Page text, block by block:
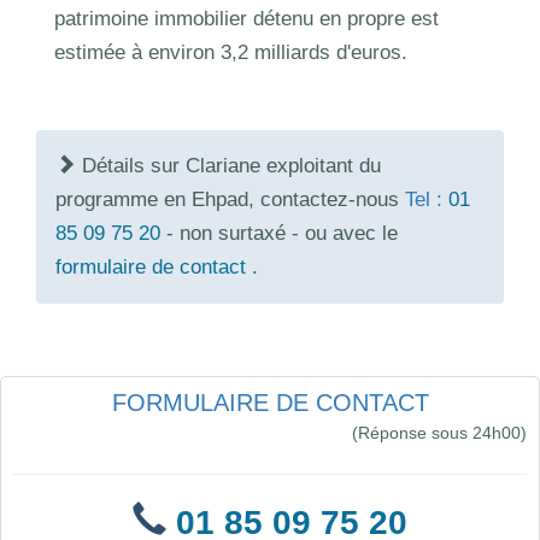
patrimoine immobilier détenu en propre est
estimée à environ 3,2 milliards d'euros.
Détails sur Clariane exploitant du
programme en Ehpad, contactez-nous Tel : 01
85 09 75 20 - non surtaxé - ou avec le
formulaire de contact .
FORMULAIRE DE CONTACT
(Réponse sous 24h00)
01 85 09 75 20